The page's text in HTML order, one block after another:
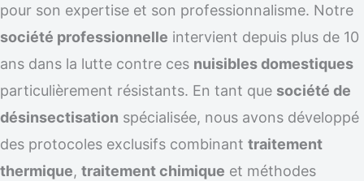
pour son expertise et son professionnalisme. Notre
société professionnelle intervient depuis plus de 10
ans dans la lutte contre ces nuisibles domestiques
particulièrement résistants. En tant que société de
désinsectisation spécialisée, nous avons développé
des protocoles exclusifs combinant traitement
thermique, traitement chimique et méthodes